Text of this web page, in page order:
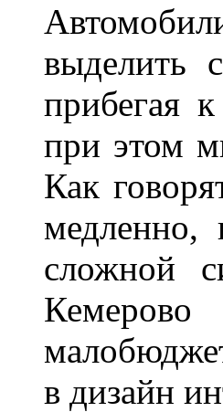
выделить
прибегая
при этом
Как
медленно,
сложной
в дизайн